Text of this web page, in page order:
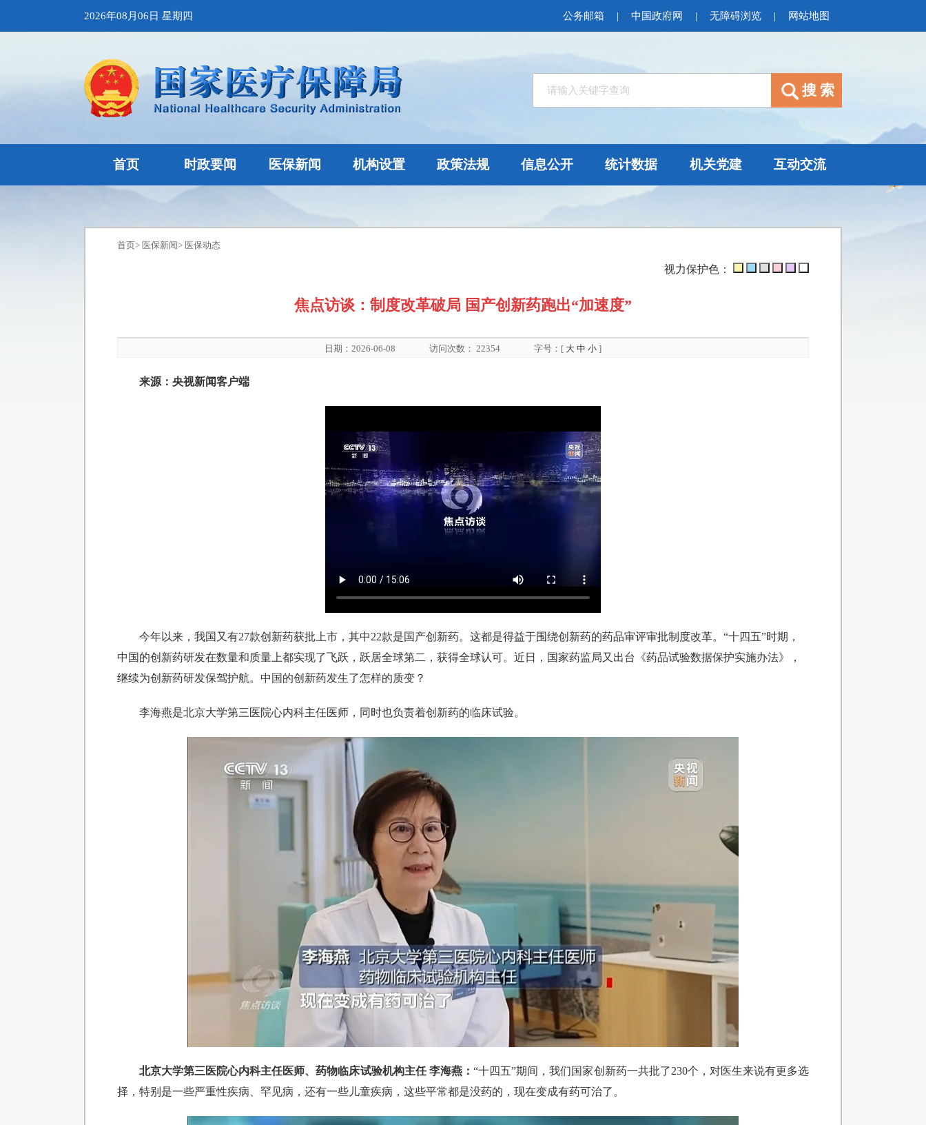
2026年08月06日 星期四 公务邮箱 | 中国政府网 | 无障碍浏览 | 网站地图
首页 时政要闻 医保新闻 机构设置 政策法规 信息公开 统计数据 机关党建 互动交流
首页> 医保新闻> 医保动态
视力保护色：
焦点访谈：制度改革破局 国产创新药跑出“加速度”
日期：2026-06-08 访问次数： 22354 字号：[ 大 中 小]
来源：央视新闻客户端
今年以来，我国又有27款创新药获批上市，其中22款是国产创新药。这都是得益于围绕创新药的药品审评审批制度改革。“十四五”时期，
中国的创新药研发在数量和质量上都实现了飞跃，跃居全球第二，获得全球认可。近日，国家药监局又出台《药品试验数据保护实施办法》，
继续为创新药研发保驾护航。中国的创新药发生了怎样的质变？
李海燕是北京大学第三医院心内科主任医师，同时也负责着创新药的临床试验。
北京大学第三医院心内科主任医师、药物临床试验机构主任 李海燕：“十四五”期间，我们国家创新药一共批了230个，对医生来说有更多选
择，特别是一些严重性疾病、罕见病，还有一些儿童疾病，这些平常都是没药的，现在变成有药可治了。